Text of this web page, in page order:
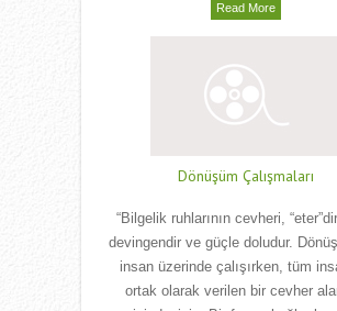
Read More
Dönüşüm Çalışmaları
“Bilgelik ruhlarının cevheri,
devingendir ve güçle doludur.
insan üzerinde çalışırken, tüm
ortak olarak verilen bir cevher